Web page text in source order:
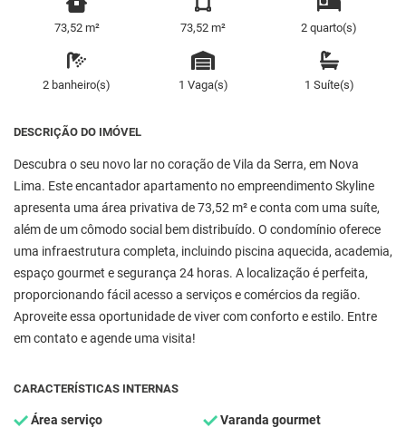
73,52 m² 73,52 m² 2 quarto(s)
2 banheiro(s) 1 Vaga(s) 1 Suíte(s)
DESCRIÇÃO DO IMÓVEL
Descubra o seu novo lar no coração de Vila da Serra, em Nova
Lima. Este encantador apartamento no empreendimento Skyline
apresenta uma área privativa de 73,52 m² e conta com uma suíte,
além de um cômodo social bem distribuído. O condomínio oferece
uma infraestrutura completa, incluindo piscina aquecida, academia,
espaço gourmet e segurança 24 horas. A localização é perfeita,
proporcionando fácil acesso a serviços e comércios da região.
Aproveite essa oportunidade de viver com conforto e estilo. Entre
em contato e agende uma visita!
CARACTERÍSTICAS INTERNAS
Área serviço Varanda gourmet